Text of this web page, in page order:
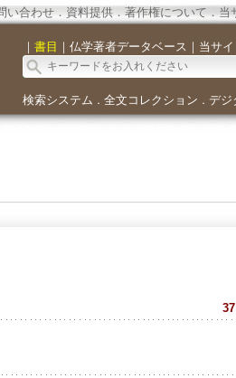
い合わせ． 資料提供．著作権について．当
｜ 書目 ｜ 仏学著者データベース ｜ 当サ
検索システム ． 全文コレクション ． デジ
37